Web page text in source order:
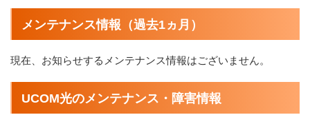
メンテナンス情報（過去1ヵ月）
現在、お知らせするメンテナンス情報はございません。
UCOM光のメンテナンス・障害情報